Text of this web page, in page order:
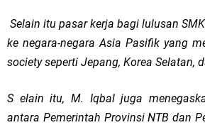
Selain itu pasar kerja bagi lulusan
ke negara-negara Asia Pasifik yang
society seperti Jepang, Korea Selatan,
S elain itu, M. Iqbal juga
antara Pemerintah Provinsi NTB dan